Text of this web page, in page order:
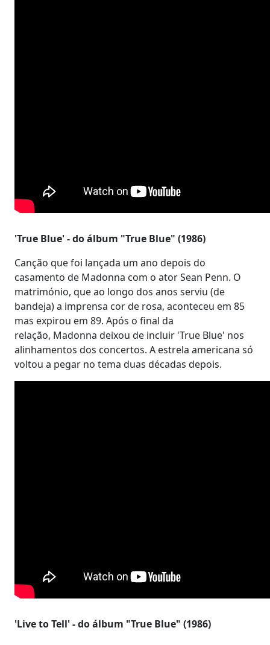
'True Blue' - do álbum "True Blue" (1986)
Canção que foi lançada um ano depois do
casamento de Madonna com o ator Sean Penn. O
matrimónio, que ao longo dos anos serviu (de
bandeja) a imprensa cor de rosa, aconteceu em 85
mas expirou em 89. Após o final da
relação, Madonna deixou de incluir 'True Blue' nos
alinhamentos dos concertos. A estrela americana só
voltou a pegar no tema duas décadas depois.
'Live to Tell' - do álbum "True Blue" (1986)